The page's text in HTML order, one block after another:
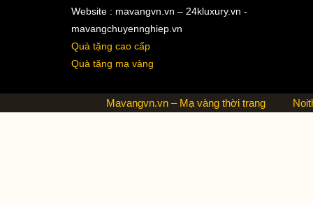
Website : mavangvn.vn – 24kluxury.vn -
mavangchuyennghiep.vn
Quà tặng cao cấp
Quà tặng mạ vàng
Mavangvn.vn – Mạ vàng thời trang